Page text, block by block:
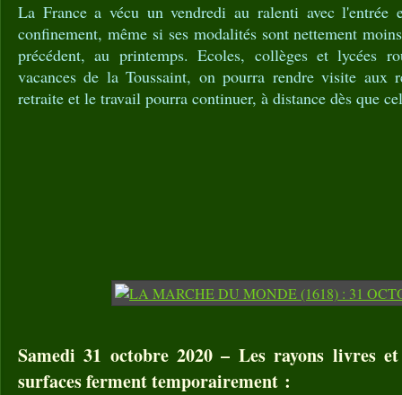
La France a vécu un vendredi au ralenti avec l'entrée
confinement, même si ses modalités sont nettement
précédent, au printemps. Ecoles, collèges et lycées
vacances de la Toussaint, on pourra rendre visite aux
retraite et le travail pourra continuer, à distance dès que
Samedi 31 octobre 2020 – Les rayons livres
surfaces ferment temporairement :